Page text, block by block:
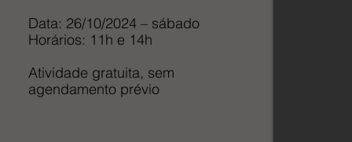
Data: 26/10/2024 – sábado
Horários: 11h e 14h
Atividade gratuita, sem
agendamento prévio